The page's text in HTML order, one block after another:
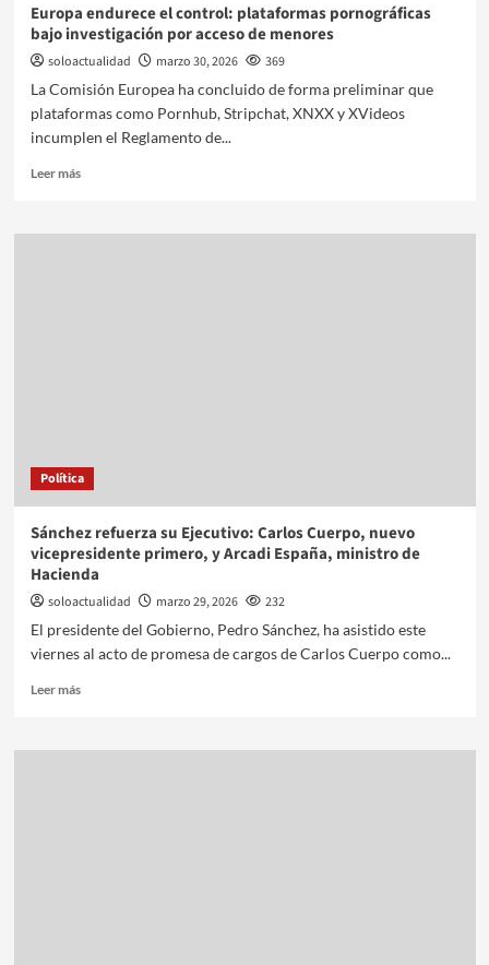
Europa endurece el control: plataformas pornográficas
bajo investigación por acceso de menores
soloactualidad marzo 30, 2026
369
La Comisión Europea ha concluido de forma preliminar que
plataformas como Pornhub, Stripchat, XNXX y XVideos
incumplen el Reglamento de...
Leer más
Política
Sánchez refuerza su Ejecutivo: Carlos Cuerpo, nuevo
vicepresidente primero, y Arcadi España, ministro de
Hacienda
soloactualidad marzo 29, 2026
232
El presidente del Gobierno, Pedro Sánchez, ha asistido este
viernes al acto de promesa de cargos de Carlos Cuerpo como...
Leer más